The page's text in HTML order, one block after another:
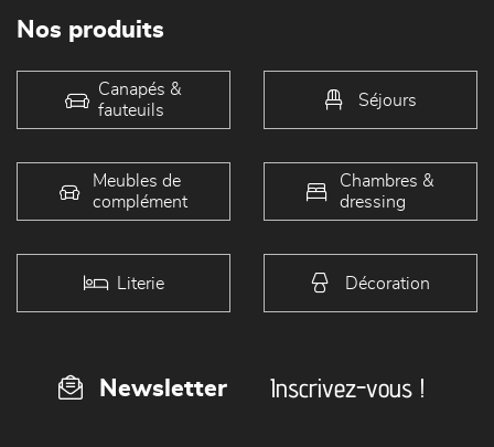
Nos produits
Canapés &
fauteuils
Séjours
Meubles de
complément
Chambres &
dressing
Literie Décoration
Newsletter Inscrivez-vous !